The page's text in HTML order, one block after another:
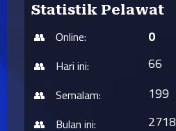
Statistik Pelawat
Online:
Hari ini:
Semalam:
Bulan ini:
0
66
199
2718